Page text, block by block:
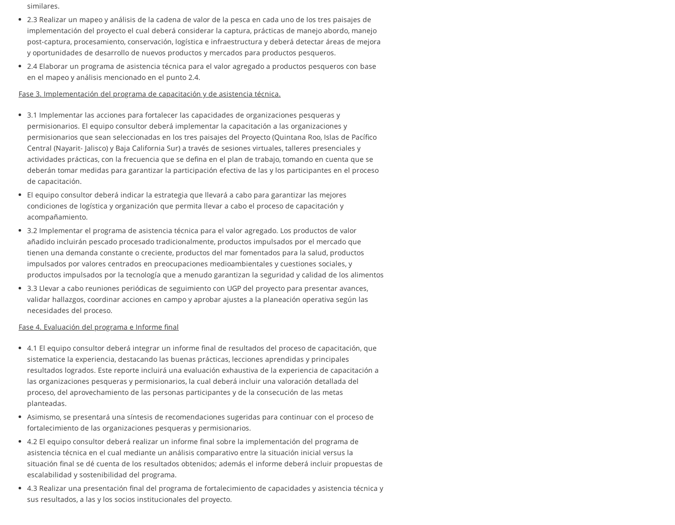
similares.
2.3 Realizar un mapeo y análisis de la cadena de valor de la pesca en cada uno de los tres paisajes de
implementación del proyecto el cual deberá considerar la captura, prácticas de manejo abordo, manejo
post-captura, procesamiento, conservación, logística e infraestructura y deberá detectar áreas de mejora
y oportunidades de desarrollo de nuevos productos y mercados para productos pesqueros.
2.4 Elaborar un programa de asistencia técnica para el valor agregado a productos pesqueros con base
en el mapeo y análisis mencionado en el punto 2.4.
Fase 3. Implementación del programa de capacitación y de asistencia técnica.
3.1 Implementar las acciones para fortalecer las capacidades de organizaciones pesqueras y
permisionarios. El equipo consultor deberá implementar la capacitación a las organizaciones y
permisionarios que sean seleccionadas en los tres paisajes del Proyecto (Quintana Roo, Islas de Pacífico
Central (Nayarit- Jalisco) y Baja California Sur) a través de sesiones virtuales, talleres presenciales y
actividades prácticas, con la frecuencia que se defina en el plan de trabajo, tomando en cuenta que se
deberán tomar medidas para garantizar la participación efectiva de las y los participantes en el proceso
de capacitación.
El equipo consultor deberá indicar la estrategia que llevará a cabo para garantizar las mejores
condiciones de logística y organización que permita llevar a cabo el proceso de capacitación y
acompañamiento.
3.2 Implementar el programa de asistencia técnica para el valor agregado. Los productos de valor
añadido incluirán pescado procesado tradicionalmente, productos impulsados por el mercado que
tienen una demanda constante o creciente, productos del mar fomentados para la salud, productos
impulsados por valores centrados en preocupaciones medioambientales y cuestiones sociales, y
productos impulsados por la tecnología que a menudo garantizan la seguridad y calidad de los alimentos
3.3 Llevar a cabo reuniones periódicas de seguimiento con UGP del proyecto para presentar avances,
validar hallazgos, coordinar acciones en campo y aprobar ajustes a la planeación operativa según las
necesidades del proceso.
Fase 4. Evaluación del programa e Informe final
4.1 El equipo consultor deberá integrar un informe final de resultados del proceso de capacitación, que
sistematice la experiencia, destacando las buenas prácticas, lecciones aprendidas y principales
resultados logrados. Este reporte incluirá una evaluación exhaustiva de la experiencia de capacitación a
las organizaciones pesqueras y permisionarios, la cual deberá incluir una valoración detallada del
proceso, del aprovechamiento de las personas participantes y de la consecución de las metas
planteadas.
Asimismo, se presentará una síntesis de recomendaciones sugeridas para continuar con el proceso de
fortalecimiento de las organizaciones pesqueras y permisionarios.
4.2 El equipo consultor deberá realizar un informe final sobre la implementación del programa de
asistencia técnica en el cual mediante un análisis comparativo entre la situación inicial versus la
situación final se dé cuenta de los resultados obtenidos; además el informe deberá incluir propuestas de
escalabilidad y sostenibilidad del programa.
4.3 Realizar una presentación final del programa de fortalecimiento de capacidades y asistencia técnica y
sus resultados, a las y los socios institucionales del proyecto.